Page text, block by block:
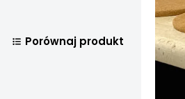
Porównaj produkt